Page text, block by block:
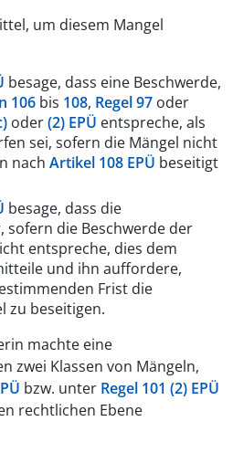
um diesem Mangel
besage, dass eine Beschwerde,
106 bis 108, Regel 97 oder
oder(2) EPÜ entspreche, als
sei, sofern die Mängel nicht
nachArtikel 108 EPÜ beseitigt
besage, dass die
sofern die Beschwerde der
entspreche, dies dem
und ihn auffordere,
Frist die
zu beseitigen.
machte eine
zwei Klassen von Mängeln,
bzw. unter Regel 101 (2) EPÜ
rechtlichen Ebene